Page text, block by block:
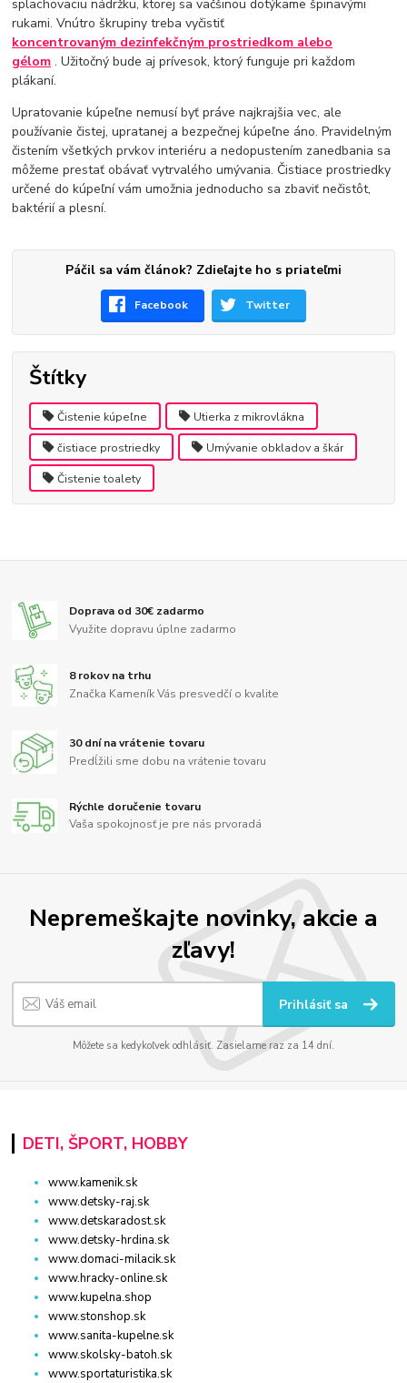
splachovaciu nádržku, ktorej sa väčšinou dotýkame špinavými
rukami. Vnútro škrupiny treba vyčistiť
koncentrovaným dezinfekčným prostriedkom alebo
gélom . Užitočný bude aj prívesok, ktorý funguje pri každom
plákaní.
Upratovanie kúpeľne nemusí byť práve najkrajšia vec, ale
používanie čistej, upratanej a bezpečnej kúpeľne áno. Pravidelným
čistením všetkých prvkov interiéru a nedopustením zanedbania sa
môžeme prestať obávať vytrvalého umývania. Čistiace prostriedky
určené do kúpeľní vám umožnia jednoducho sa zbaviť nečistôt,
baktérií a plesní.
Páčil sa vám článok? Zdieľajte ho s priateľmi
Facebook Twitter
Štítky
Čistenie kúpeľne Utierka z mikrovlákna
čistiace prostriedky Umývanie obkladov a škár
Čistenie toalety
Doprava od 30€ zadarmo
Využite dopravu úplne zadarmo
8 rokov na trhu
Značka Kameník Vás presvedčí o kvalite
30 dní na vrátenie tovaru
Predĺžili sme dobu na vrátenie tovaru
Rýchle doručenie tovaru
Vaša spokojnosť je pre nás prvoradá
Nepremeškajte novinky, akcie a
zľavy!
Prihlásiť sa
Môžete sa kedykoľvek odhlásiť. Zasielame raz za 14 dní.
DETI, ŠPORT, HOBBY
www.kamenik.sk
www.detsky-raj.sk
www.detskaradost.sk
www.detsky-hrdina.sk
www.domaci-milacik.sk
www.hracky-online.sk
www.kupelna.shop
www.stonshop.sk
www.sanita-kupelne.sk
www.skolsky-batoh.sk
www.sportaturistika.sk